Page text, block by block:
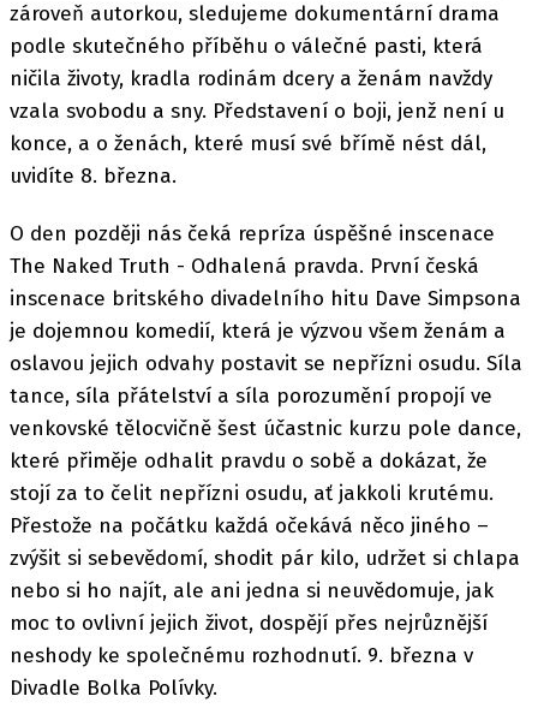
zároveň autorkou, sledujeme dokumentární drama
podle skutečného příběhu o válečné pasti, která
ničila životy, kradla rodinám dcery a ženám navždy
vzala svobodu a sny. Představení o boji, jenž není u
konce, a o ženách, které musí své břímě nést dál,
uvidíte 8. března.
O den později nás čeká repríza úspěšné inscenace
The Naked Truth - Odhalená pravda. První česká
inscenace britského divadelního hitu Dave Simpsona
je dojemnou komedií, která je výzvou všem ženám a
oslavou jejich odvahy postavit se nepřízni osudu. Síla
tance, síla přátelství a síla porozumění propojí ve
venkovské tělocvičně šest účastnic kurzu pole dance,
které přiměje odhalit pravdu o sobě a dokázat, že
stojí za to čelit nepřízni osudu, ať jakkoli krutému.
Přestože na počátku každá očekává něco jiného –
zvýšit si sebevědomí, shodit pár kilo, udržet si chlapa
nebo si ho najít, ale ani jedna si neuvědomuje, jak
moc to ovlivní jejich život, dospějí přes nejrůznější
neshody ke společnému rozhodnutí. 9. března v
Divadle Bolka Polívky.